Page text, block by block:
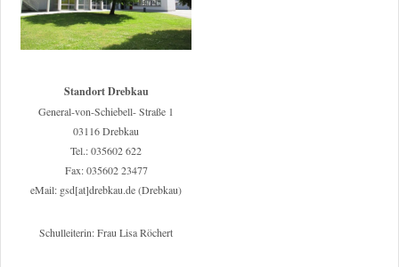
Standort Drebkau
General-von-Schiebell- Straße 1
03116 Drebkau
Tel.: 035602 622
Fax: 035602 23477
eMail: gsd[at]drebkau.de (Drebkau)
Schulleiterin: Frau Lisa Röchert